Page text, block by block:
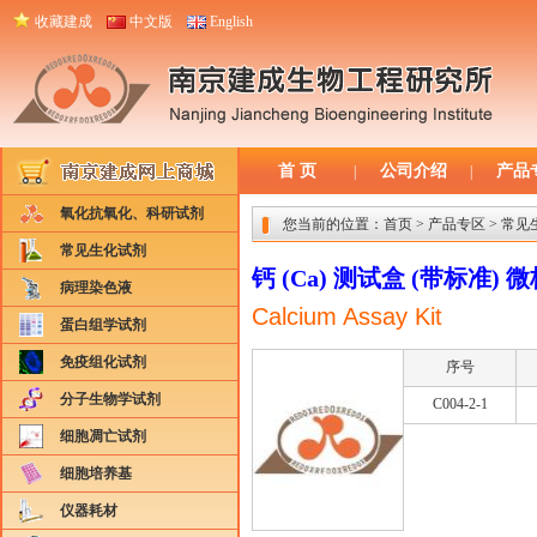
收藏建成 中文版 English
首 页 公司介绍 产品
氧化抗氧化、科研试剂
常见生化试剂
病理染色液
蛋白组学试剂
免疫组化试剂
分子生物学试剂
细胞凋亡试剂
细胞培养基
仪器耗材
您当前的位置： 首页 > 产品专区 > 常见
钙 (Ca) 测试盒 (带标准) 微
Calcium Assay Kit
序号
C004-2-1